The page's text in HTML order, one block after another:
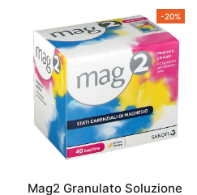
-20%
Mag2 Granulato Soluzione